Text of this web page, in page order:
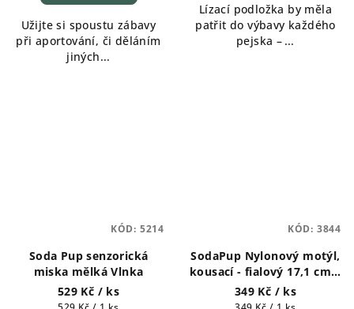
Užijte si spoustu zábavy
při aportování, či děláním
jiných...
z
5
hvězdiček.
Lízací podložka by měla
patřit do výbavy každého
pejska –⁠⁠⁠⁠⁠⁠...
Soda Pup senzorická
miska mělká Vlnka
529 Kč / ks
Měrná
KÓD: 5214
SodaPup Nylonový motýl,
kousací - fialový 17,1 cm x
9,5 cm
349 Kč / ks
Měrná
KÓD: 3844